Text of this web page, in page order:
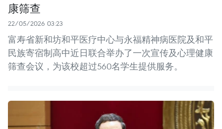
康筛查
22/05/2026 03:23
富寿省新和坊和平医疗中心与永福精神病医院及和平
民族寄宿制高中近日联合举办了一次宣传及心理健康
筛查会议，为该校超过560名学生提供服务。